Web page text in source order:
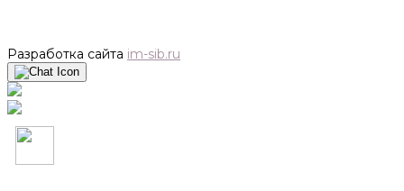
Разработка сайта im-sib.ru